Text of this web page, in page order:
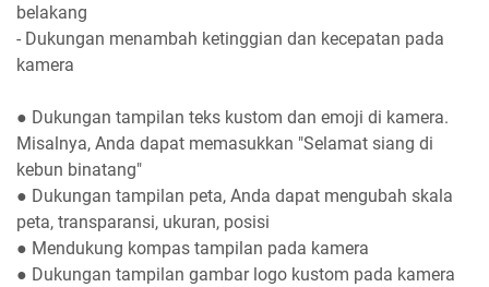
belakang
- Dukungan menambah ketinggian dan kecepatan pada
kamera
● Dukungan tampilan teks kustom dan emoji di kamera.
Misalnya, Anda dapat memasukkan "Selamat siang di
kebun binatang"
● Dukungan tampilan peta, Anda dapat mengubah skala
peta, transparansi, ukuran, posisi
● Mendukung kompas tampilan pada kamera
● Dukungan tampilan gambar logo kustom pada kamera